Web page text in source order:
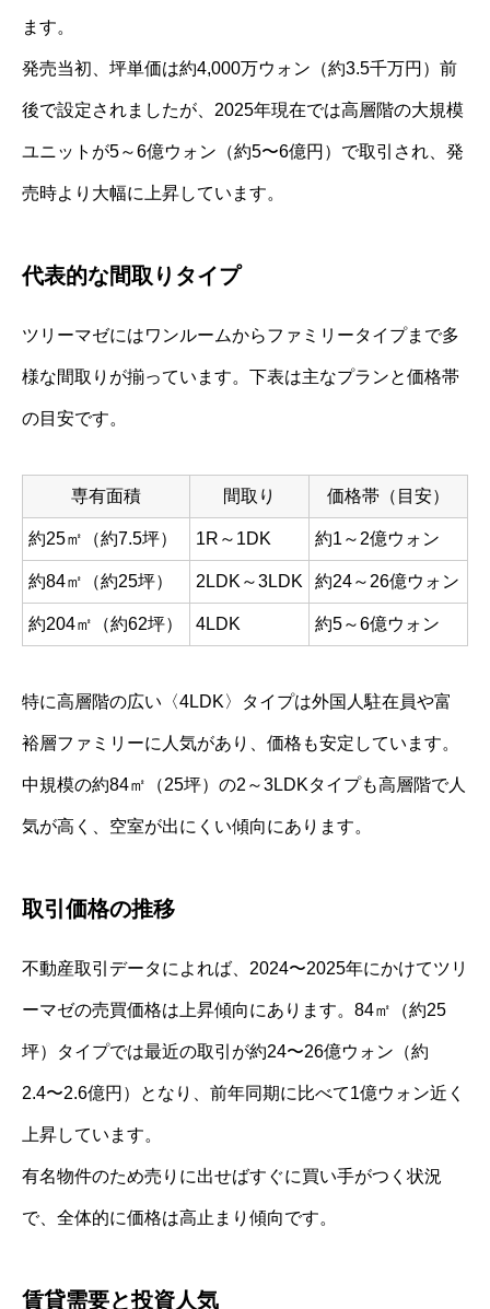
ます。
発売当初、坪単価は約4,000万ウォン（約3.5千万円）前
後で設定されましたが、2025年現在では高層階の大規模
ユニットが5～6億ウォン（約5〜6億円）で取引され、発
売時より大幅に上昇しています。
代表的な間取りタイプ
ツリーマゼにはワンルームからファミリータイプまで多
様な間取りが揃っています。下表は主なプランと価格帯
の目安です。
専有面積 間取り 価格帯（目安）
約25㎡（約7.5坪） 1R～1DK 約1～2億ウォン
約84㎡（約25坪） 2LDK～3LDK 約24～26億ウォン
約204㎡（約62坪） 4LDK 約5～6億ウォン
特に高層階の広い〈4LDK〉タイプは外国人駐在員や富
裕層ファミリーに人気があり、価格も安定しています。
中規模の約84㎡（25坪）の2～3LDKタイプも高層階で人
気が高く、空室が出にくい傾向にあります。
取引価格の推移
不動産取引データによれば、2024〜2025年にかけてツリ
ーマゼの売買価格は上昇傾向にあります。84㎡（約25
坪）タイプでは最近の取引が約24〜26億ウォン（約
2.4〜2.6億円）となり、前年同期に比べて1億ウォン近く
上昇しています。
有名物件のため売りに出せばすぐに買い手がつく状況
で、全体的に価格は高止まり傾向です。
賃貸需要と投資人気